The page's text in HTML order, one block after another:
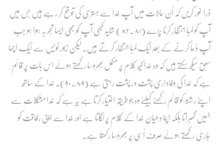
ذرا غور کریں کہ اُن حالات میں آپ خدا سے بہتری کی توقع کر رہے ہیں جس میں
آپ کو لمبا انتظار کرنا پڑے (۸۱۔۸۲) شاید کبھی آپ کو بھی ایسا تجربہ ہوا ہو جب
آپ دُعا کرنے کے بعد ایک لمبا انتظار کرتے ہیں۔ لیکن زبور نویس سے ایک اچھا
سبق سیکھ سکتے ہیں کہ وہ خدا کیھ کلام پر مکمل بھروسا رکھتے ہوئے اس بات پر قائم
ہے کہ خدا کی وفاداری پشت در پشت رہتی ہے (۸۹۔۹۰)۔ خدا کے ساتھ
اپنے رشتہ کو قائم رکھنے کیلئے وہ جو طریقہ اختیار کرتا ہے یہ ہے کہ خدا مشکلات سے
نہیں گھبراتا بلکہ اپنا دھیان خدا کے کلام پر لگاتا ہے اور خدا سے اپنی رفاقت کو
جاری رکھتے ہوئے صرف اُسی پر بھروسا رکھتا ہے۔